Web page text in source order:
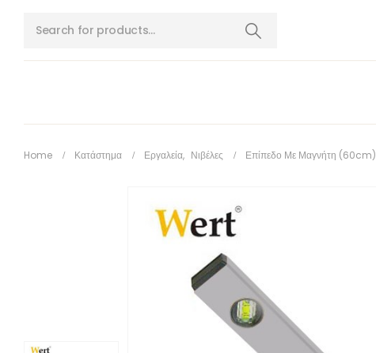
Home Κατάστημα Εργαλεία, Νιβέλες Επίπεδο Με Μαγνήτη (60cm)